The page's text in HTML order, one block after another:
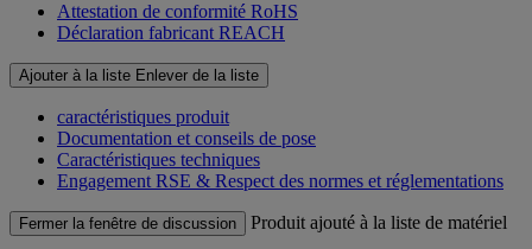
Attestation de conformité RoHS
Déclaration fabricant REACH
Ajouter à la liste Enlever de la liste
caractéristiques produit
Documentation et conseils de pose
Caractéristiques techniques
Engagement RSE & Respect des normes et réglementations
Fermer la fenêtre de discussion Produit ajouté à la liste de matériel